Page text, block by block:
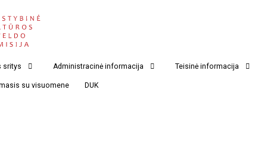
sritys Administracinė informacija Teisinė informacija
su visuomene DUK